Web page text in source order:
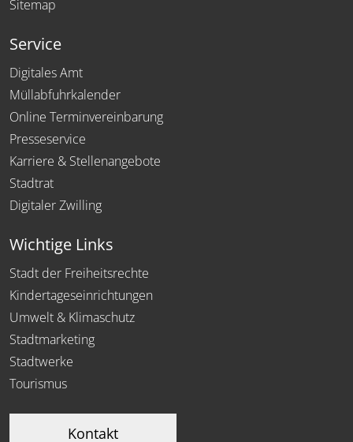
Sitemap
Service
Digitales Amt
Müllabfuhrkalender
Online Terminvereinbarung
Presseservice
Karriere & Stellenangebote
Stadtrat
Digitaler Zwilling
Wichtige Links
Stadt der Freiheitsrechte
Kindertageseinrichtungen
Umwelt & Klimaschutz
Stadtmarketing
Stadtwerke
Tourismus
Kontakt